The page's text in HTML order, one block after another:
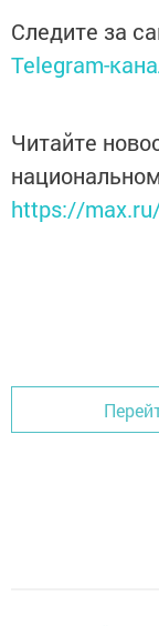
Следите за
Telegram-
Читайте
https://